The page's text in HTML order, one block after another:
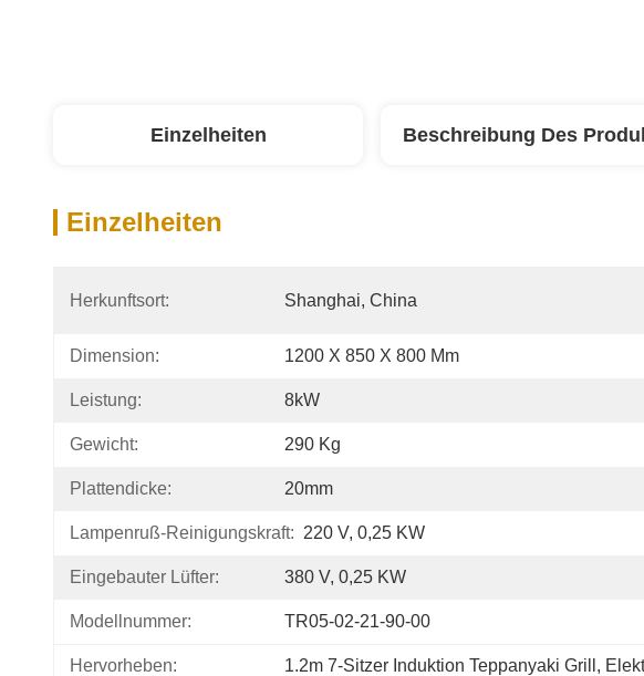
Einzelheiten Beschreibung Des
Einzelheiten
Herkunftsort: Shanghai, China
Dimension: 1200 X 850 X 800 Mm
Leistung: 8kW
Gewicht: 290 Kg
Plattendicke: 20mm
Lampenruß-Reinigungskraft: 220 V, 0,25 KW
Eingebauter Lüfter: 380 V, 0,25 KW
Modellnummer: TR05-02-21-90-00
Hervorheben: 1.2m 7-Sitzer Induktion Teppanyaki Grill ,